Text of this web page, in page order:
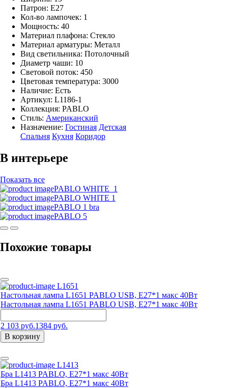
Патрон: E27
Кол-во лампочек: 1
Мощность: 40
Материал плафона: Стекло
Материал арматуры: Металл
Вид светильника: Потолочный
Диаметр чаши: 10
Световой поток: 450
Цветовая температура: 3000
Наличие: Есть
Артикул: L1186-1
Коллекция: PABLO
Стиль: Американский
Назначение: Гостиная Детская
Спальня Кухня Коридор
В интерьере
Показать все
PABLO WHITE_1
PABLO WHITE 1
PABLO 1 bra
PABLO 5
Похожие товары
L1651
Настольная лампа L1651 PABLO USB, Е27*1 макс 40Вт
Настольная лампа L1651 PABLO USB, Е27*1 макс 40Вт
2 103 руб.1384 руб.
В корзину
L1413
Бра L1413 PABLO, Е27*1 макс 40Вт
Бра L1413 PABLO, Е27*1 макс 40Вт